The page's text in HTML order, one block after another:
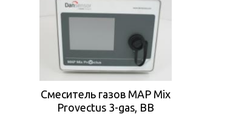
Смеситель газов MAP Mix
Provectus 3-gas, BB